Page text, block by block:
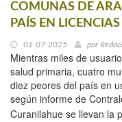
COMUNAS DE
PAÍS EN
01-07-2025 por
Mientras miles de
salud primaria, cuatro
diez peores del país en
según informe de
Curanilahue se llevan la